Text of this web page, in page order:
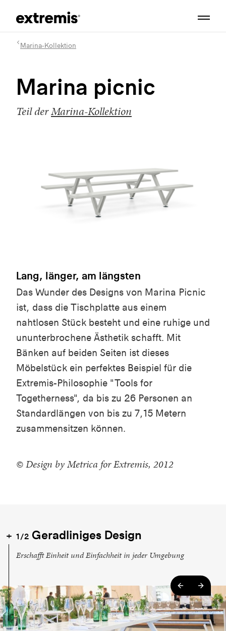
Marina-Kollektion
Marina picnic
Teil derMarina-Kollektion
Lang, länger, am längsten
Das Wunder des Designs von Marina Picnic
ist, dass die Tischplatte aus einem
nahtlosen Stück besteht und eine ruhige und
ununterbrochene Ästhetik schafft. Mit
Bänken auf beiden Seiten ist dieses
Möbelstück ein perfektes Beispiel für die
Extremis-Philosophie "Tools for
Togetherness", da bis zu 26 Personen an
Standardlängen von bis zu 7,15 Metern
zusammensitzen können.
© Design by Metrica for Extremis, 2012
1/2 Geradliniges Design
Erschafft Einheit und Einfachheit in jeder Umgebung